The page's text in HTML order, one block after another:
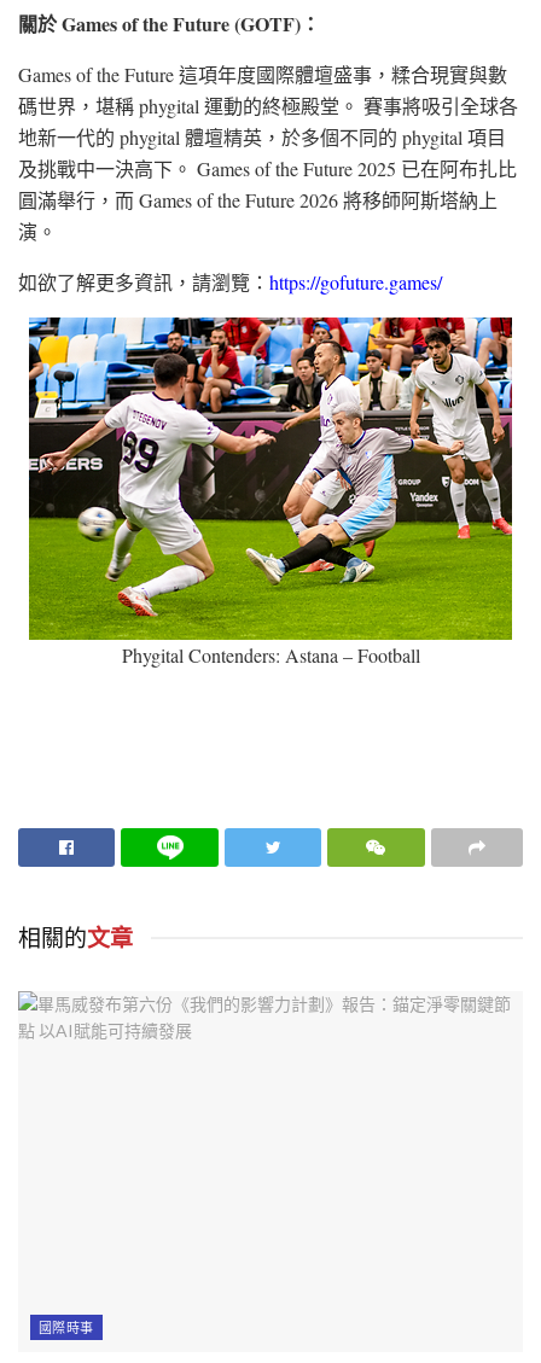
關於 Games of the Future (GOTF)：
Games of the Future 這項年度國際體壇盛事，糅合現實與數
碼世界，堪稱 phygital 運動的終極殿堂。 賽事將吸引全球各
地新一代的 phygital 體壇精英，於多個不同的 phygital 項目
及挑戰中一決高下。 Games of the Future 2025 已在阿布扎比
圓滿舉行，而 Games of the Future 2026 將移師阿斯塔納上
演。
如欲了解更多資訊，請瀏覽： https://gofuture.games/
Phygital Contenders: Astana – Football
相關的文章
國際時事